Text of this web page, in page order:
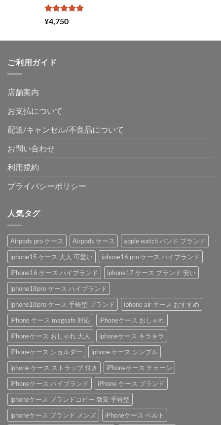
5段階中
5.00
¥4,750
ご利用ガイド
店舗案内
お支払について
配送/キャンセル/不良品について
お問い合わせ
利用規約
プライバシーポリシー
人気タグ
Airpods pro ケース Airpods ケース
apple watch バンド ブランド
iphone15 ケース 大人 可愛い
iphone16 pro ケース ハイブランド
iPhone16 ケース ハイブランド
iphone17 ケース ブランド 安い
iphone18pro ケース ハイブランド
iphone18pro ケース 手帳型 ブランド
iphone air ケース おすすめ
iPhone ケース magsafe 対応
iPhoneケース おしゃれ
iPhoneケース おしゃれ 大人
iphoneケース キラキラ
iPhoneケース ショルダー
iphone ケース シンプル
iphone ケース ストラップ 付き
iPhoneケース チェーン
iPhoneケース ハイブランド
iPhone ケース ブランド
iphoneケース ブランドコピー 激安 手帳型
iphoneケース ブランド メンズ
iPhoneケース ベルト